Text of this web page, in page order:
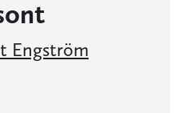
Engström